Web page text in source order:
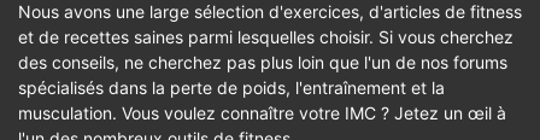
Nous avons une large sélection d'exercices, d'articles de fitness
et de recettes saines parmi lesquelles choisir. Si vous cherchez
des conseils, ne cherchez pas plus loin que l'un de nos forums
spécialisés dans la perte de poids, l'entraînement et la
musculation. Vous voulez connaître votre IMC ? Jetez un œil à